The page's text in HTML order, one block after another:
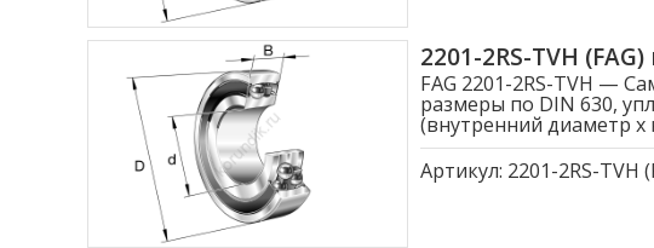
2201-2RS-TVH
FAG 2201-2RS-TVH —
размеры по DIN 630,
(внутренний диаметр x
Артикул: 2201-2RS-TVH